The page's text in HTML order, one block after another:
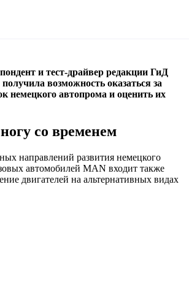
и тест-драйвер редакции ГиД
возможность оказаться за
немецкого автопрома и оценить их
со временем
направлений развития немецкого
автомобилей MAN входит также
двигателей на альтернативных видах